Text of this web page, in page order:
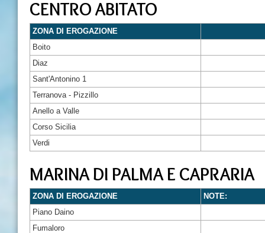
CENTRO ABITATO
ZONA DI EROGAZIONE
Boito
Diaz
Sant'Antonino 1
Terranova - Pizzillo
Anello a Valle
Corso Sicilia
Verdi
MARINA DI PALMA E CAPRARIA
ZONA DI EROGAZIONE
NOTE:
Piano Daino
Fumaloro